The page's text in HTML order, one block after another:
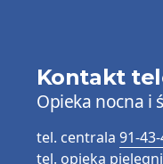
Kontakt
Opieka nocna i
tel. centrala 91-
tel. opieka